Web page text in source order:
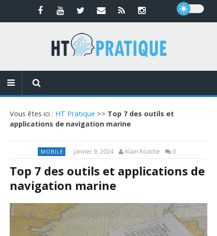
Vous êtes ici : HT Pratique >> Top 7 des outils et
applications de navigation marine
MOBILE janvier 9, 2024 Alain Roache 0
Top 7 des outils et applications de
navigation marine